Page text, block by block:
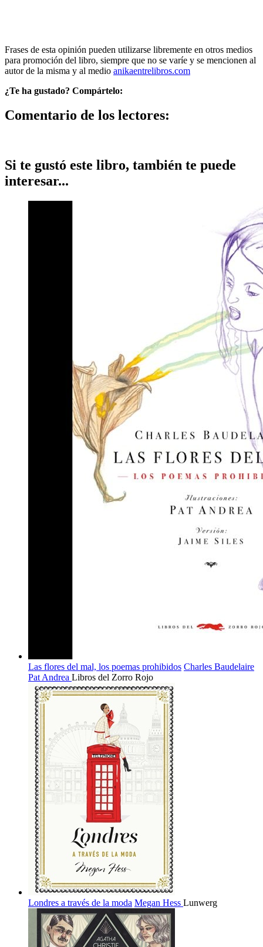
Frases de esta opinión pueden utilizarse libremente en otros medios
para promoción del libro, siempre que no se varíe y se mencionen al
autor de la misma y al medio anikaentrelibros.com
¿Te ha gustado? Compártelo:
Comentario de los lectores:
Si te gustó este libro, también te puede
interesar...
Las flores del mal, los poemas prohibidos Charles Baudelaire
Pat Andrea Libros del Zorro Rojo
Londres a través de la moda Megan Hess Lunwerg